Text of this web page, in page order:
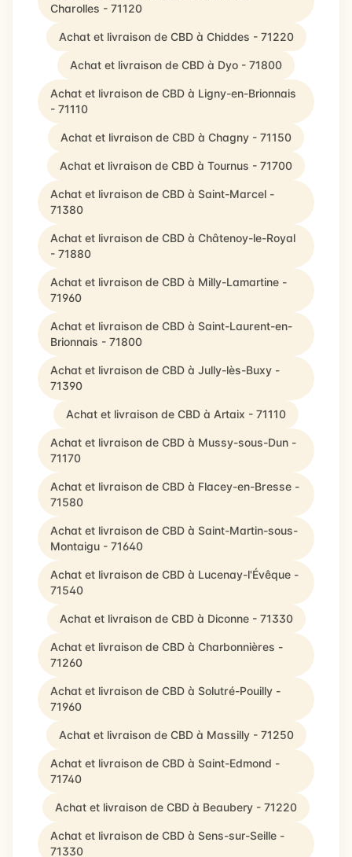
Charolles - 71120
Achat et livraison de CBD à Chiddes - 71220
Achat et livraison de CBD à Dyo - 71800
Achat et livraison de CBD à Ligny-en-Brionnais
- 71110
Achat et livraison de CBD à Chagny - 71150
Achat et livraison de CBD à Tournus - 71700
Achat et livraison de CBD à Saint-Marcel -
71380
Achat et livraison de CBD à Châtenoy-le-Royal
- 71880
Achat et livraison de CBD à Milly-Lamartine -
71960
Achat et livraison de CBD à Saint-Laurent-en-
Brionnais - 71800
Achat et livraison de CBD à Jully-lès-Buxy -
71390
Achat et livraison de CBD à Artaix - 71110
Achat et livraison de CBD à Mussy-sous-Dun -
71170
Achat et livraison de CBD à Flacey-en-Bresse -
71580
Achat et livraison de CBD à Saint-Martin-sous-
Montaigu - 71640
Achat et livraison de CBD à Lucenay-l'Évêque -
71540
Achat et livraison de CBD à Diconne - 71330
Achat et livraison de CBD à Charbonnières -
71260
Achat et livraison de CBD à Solutré-Pouilly -
71960
Achat et livraison de CBD à Massilly - 71250
Achat et livraison de CBD à Saint-Edmond -
71740
Achat et livraison de CBD à Beaubery - 71220
Achat et livraison de CBD à Sens-sur-Seille -
71330